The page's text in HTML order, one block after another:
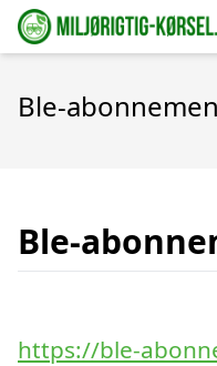
Ble-
Ble-
https://ble-